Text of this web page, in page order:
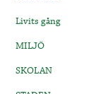
Livits gång
MILJÖ
SKOLAN